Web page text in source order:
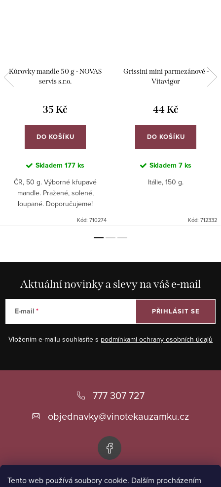
Tento web používá soubory cookie. Dalším procházením
Kůrovky mandle 50 g - NOVAS
servis s.r.o.
35 Kč
DO KOŠÍKU
Skladem 177 ks
ČR, 50 g. Výborné křupavé
mandle. Pražené, solené,
loupané. Doporučujeme!
Kód: 710274
Grissini mini parmezánové -
Vitavigor
44 Kč
DO KOŠÍKU
Skladem 7 ks
Itálie, 150 g.
Kód: 712332
Aktuální novinky a slevy na váš e-mail
E-mail
Vložením e-mailu souhlasíte s podmínkami ochrany osobních údajů
PŘIHLÁSIT SE
777 307 727
objednavky@vinotekauzamku.cz